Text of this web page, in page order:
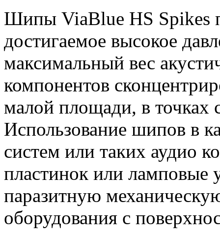
Шипы ViaBlue HS Spikes
достигаемое высокое
максимальный вес
компонентов
малой площади, в точках
Использование шипов в
систем или таких аудио
пластинок или ламповые
паразитную
оборудования с